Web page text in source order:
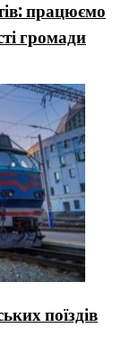
працюємо
громади
поїздів